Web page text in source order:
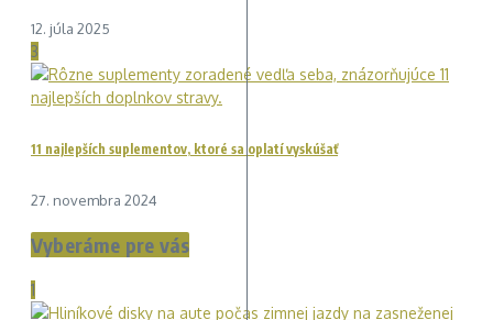
12. júla 2025
3
11 najlepších suplementov, ktoré sa oplatí vyskúšať
27. novembra 2024
Vyberáme pre vás
1